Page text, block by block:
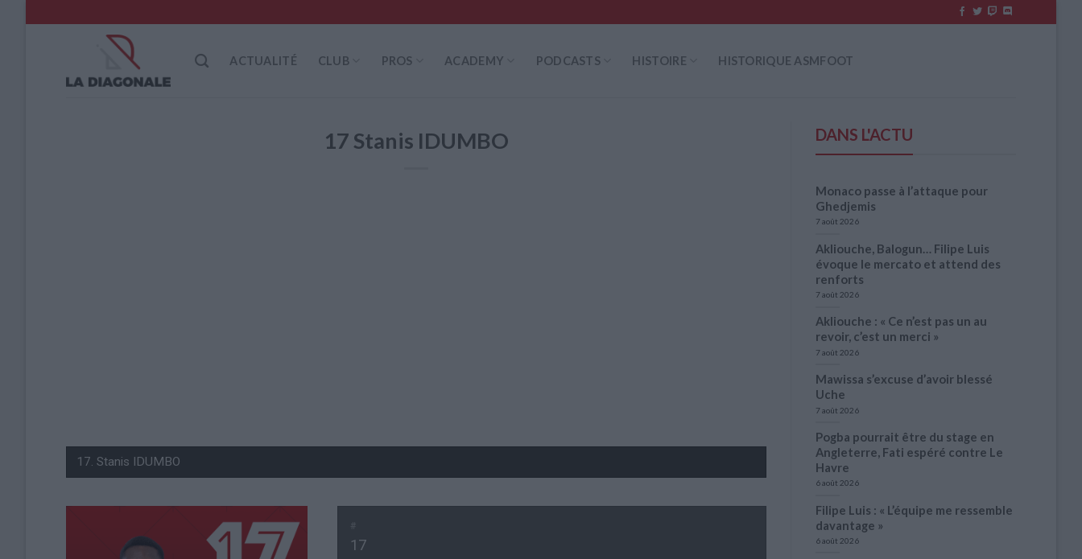
to
ACTUALITÉ CLUB PROS ACADEMY PODCASTS HISTOIRE HISTORIQUE ASMFOOT
17Stanis IDUMBO
17
DANS L'ACTU
Monaco passe à l’attaque pour
Ghedjemis
7 août 2026
Akliouche, Balogun… Filipe Luis
évoque le mercato et attend des
renforts
7 août 2026
Akliouche : « Ce n’est pas un au
revoir, c’est un merci »
7 août 2026
Mawissa s’excuse d’avoir blessé
Uche
7 août 2026
Pogba pourrait être du stage en
Angleterre, Fati espéré contre Le
Havre
6 août 2026
Filipe Luis : « L’équipe me ressemble
davantage »
6 août 2026